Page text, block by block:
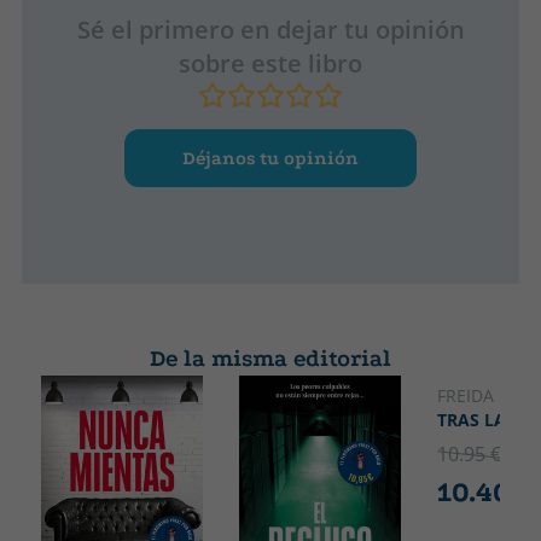
Sé el primero en dejar tu opinión
sobre este libro
Déjanos tu opinión
De la misma editorial
FREIDA
TRAS LA
10.95 €
10.40 €